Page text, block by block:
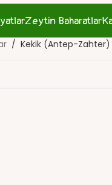
Zeytin Baharatlar
Kekik (Antep-Zahter)